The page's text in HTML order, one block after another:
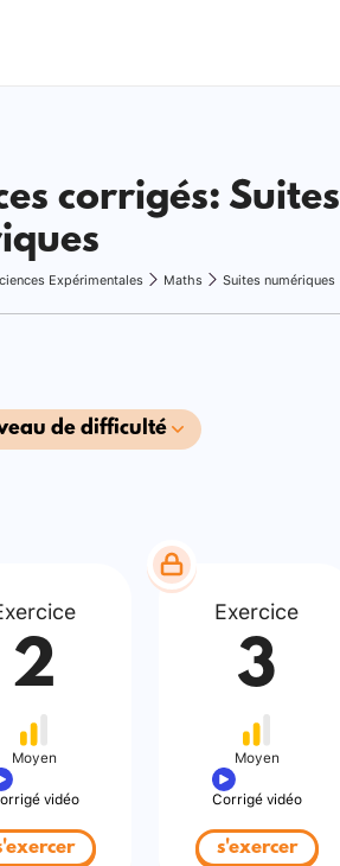
corrigés: Suites
Expérimentales Maths Suites numériques
de difficulté
2
Moyen
vidéo
Exercice
3
Moyen
Corrigé vidéo
s'exercer